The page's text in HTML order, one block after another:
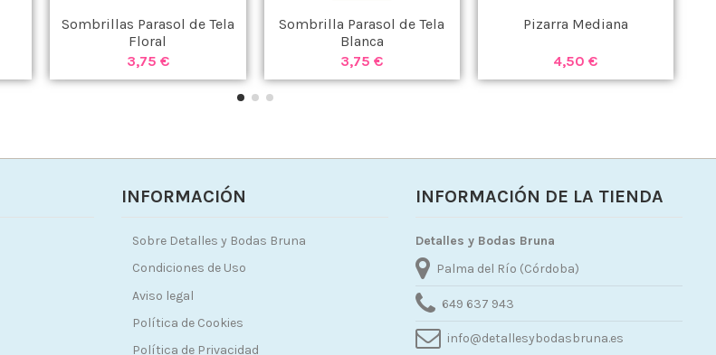
Sombrillas Parasol de Tela
Floral
3,75 €
Sombrilla Parasol de Tela
Blanca
3,75 €
Pizarra Mediana
4,50 €
INFORMACIÓN
Sobre Detalles y Bodas Bruna
Condiciones de Uso
Aviso legal
Política de Cookies
Política de Privacidad
INFORMACIÓN DE LA TIENDA
Detalles y Bodas Bruna
Palma del Río (Córdoba)
649 637 943
info@detallesybodasbruna.es